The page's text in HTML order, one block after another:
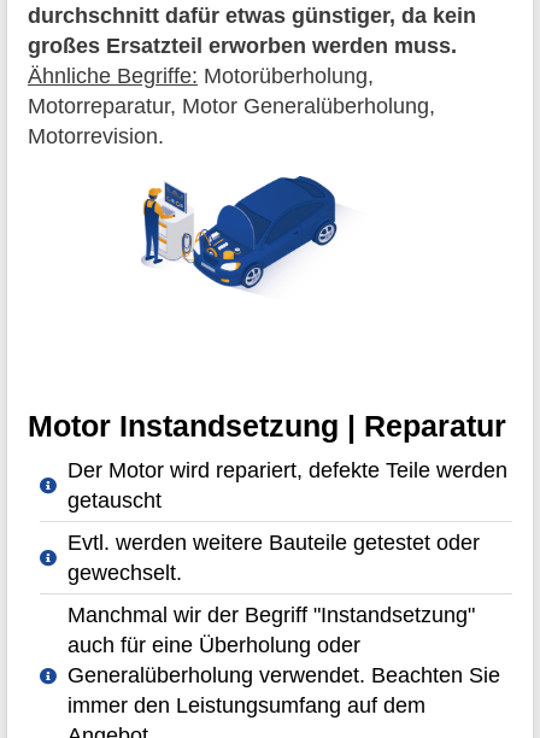
durchschnitt dafür etwas günstiger, da kein
großes Ersatzteil erworben werden muss.
Ähnliche Begriffe: Motorüberholung,
Motorreparatur, Motor Generalüberholung,
Motorrevision.
Motor Instandsetzung | Reparatur
Der Motor wird repariert, defekte Teile werden
getauscht
Evtl. werden weitere Bauteile getestet oder
gewechselt.
Manchmal wir der Begriff "Instandsetzung"
auch für eine Überholung oder
Generalüberholung verwendet. Beachten Sie
immer den Leistungsumfang auf dem